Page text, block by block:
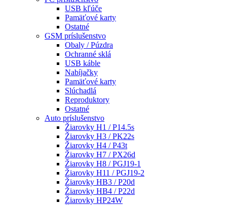
USB kľúče
Pamäťové karty
Ostatné
GSM príslušenstvo
Obaly / Púzdra
Ochranné sklá
USB káble
Nabíjačky
Pamäťové karty
Slúchadlá
Reproduktory
Ostatné
Auto príslušenstvo
Žiarovky H1 / P14.5s
Žiarovky H3 / PK22s
Žiarovky H4 / P43t
Žiarovky H7 / PX26d
Žiarovky H8 / PGJ19-1
Žiarovky H11 / PGJ19-2
Žiarovky HB3 / P20d
Žiarovky HB4 / P22d
Žiarovky HP24W